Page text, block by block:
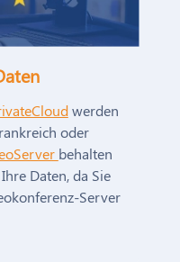
werden
oder
behalten
Daten, da Sie
Server